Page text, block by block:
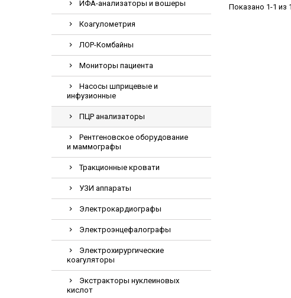
Электрохирургические
Экстракторы
ИФА-анализаторы и вошеры
Коагулометрия
ЛОР-Комбайны
Мониторы пациента
Насосы шприцевые и
инфузионные
ПЦР анализаторы
Рентгеновское оборудование
и маммографы
Тракционные кровати
УЗИ аппараты
Электрокардиографы
Электроэнцефалографы
Электрохирургические
коагуляторы
Экстракторы нуклеиновых
кислот
Показано 1-1 из 1